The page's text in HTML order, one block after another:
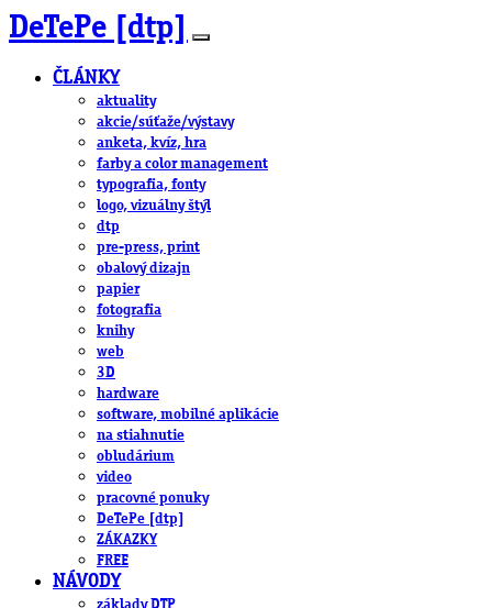
DeTePe [dtp]
ČLÁNKY
aktuality
akcie/súťaže/výstavy
anketa, kvíz, hra
farby a color management
typografia, fonty
logo, vizuálny štýl
dtp
pre-press, print
obalový dizajn
papier
fotografia
knihy
web
3D
hardware
software, mobilné aplikácie
na stiahnutie
obludárium
video
pracovné ponuky
DeTePe [dtp]
ZÁKAZKY
FREE
NÁVODY
základy DTP